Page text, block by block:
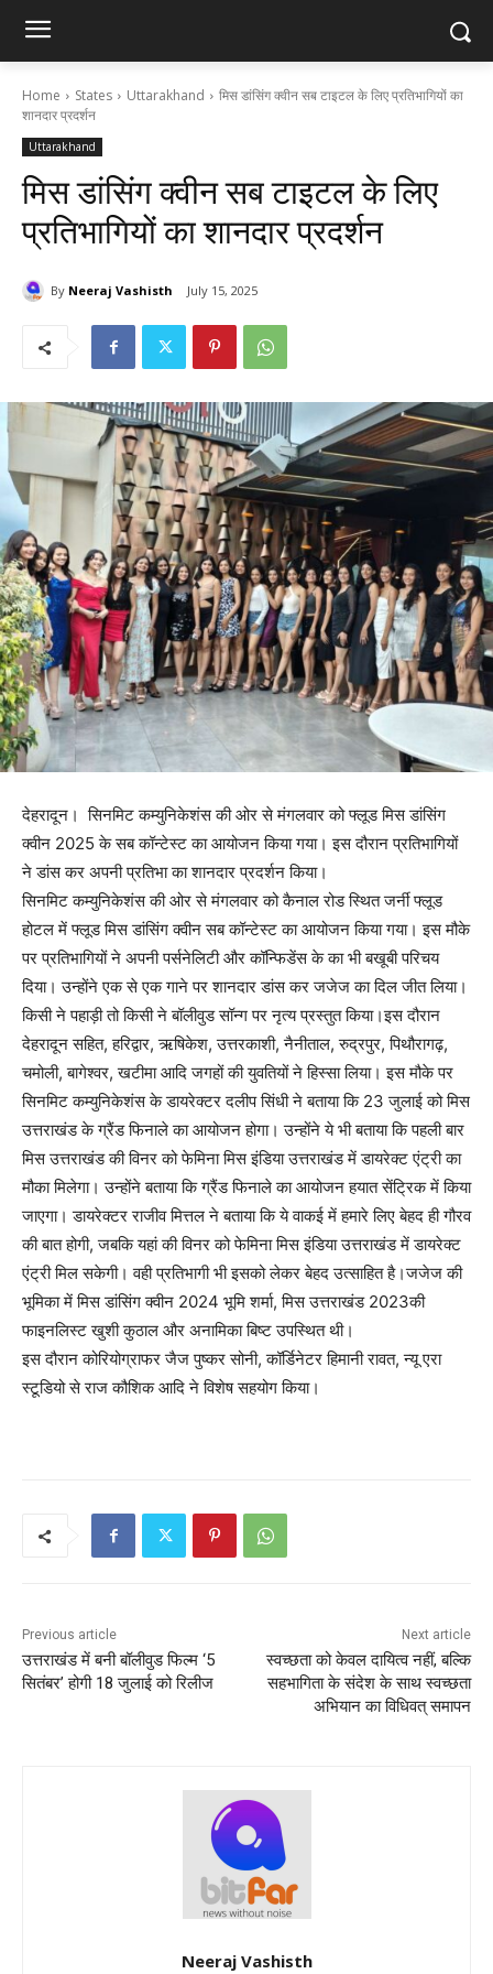
Home States Uttarakhand
मिस डांसिंग क्वीन सब टाइटल के लिए प्रतिभागियों का
शानदार प्रदर्शन
Uttarakhand
मिस डांसिंग क्वीन सब टाइटल के लिए
प्रतिभागियों का शानदार प्रदर्शन
By Neeraj Vashisth July 15, 2025
देहरादून। सिनमिट कम्युनिकेशंस की ओर से मंगलवार को फ्लूड मिस डांसिंग
क्वीन 2025 के सब कॉन्टेस्ट का आयोजन किया गया। इस दौरान प्रतिभागियों
ने डांस कर अपनी प्रतिभा का शानदार प्रदर्शन किया।
सिनमिट कम्युनिकेशंस की ओर से मंगलवार को कैनाल रोड स्थित जर्नी फ्लूड
होटल में फ्लूड मिस डांसिंग क्वीन सब कॉन्टेस्ट का आयोजन किया गया। इस मौके
पर प्रतिभागियों ने अपनी पर्सनेलिटी और कॉन्फिडेंस के का भी बखूबी परिचय
दिया। उन्होंने एक से एक गाने पर शानदार डांस कर जजेज का दिल जीत लिया।
किसी ने पहाड़ी तो किसी ने बॉलीवुड सॉन्ग पर नृत्य प्रस्तुत किया।इस दौरान
देहरादून सहित, हरिद्वार, ऋषिकेश, उत्तरकाशी, नैनीताल, रुद्रपुर, पिथौरागढ़,
चमोली, बागेश्वर, खटीमा आदि जगहों की युवतियों ने हिस्सा लिया। इस मौके पर
सिनमिट कम्युनिकेशंस के डायरेक्टर दलीप सिंधी ने बताया कि 23 जुलाई को मिस
उत्तराखंड के ग्रैंड फिनाले का आयोजन होगा। उन्होंने ये भी बताया कि पहली बार
मिस उत्तराखंड की विनर को फेमिना मिस इंडिया उत्तराखंड में डायरेक्ट एंट्री का
मौका मिलेगा। उन्होंने बताया कि ग्रैंड फिनाले का आयोजन हयात सेंट्रिक में किया
जाएगा। डायरेक्टर राजीव मित्तल ने बताया कि ये वाकई में हमारे लिए बेहद ही गौरव
की बात होगी, जबकि यहां की विनर को फेमिना मिस इंडिया उत्तराखंड में डायरेक्ट
एंट्री मिल सकेगी। वही प्रतिभागी भी इसको लेकर बेहद उत्साहित है।जजेज की
भूमिका में मिस डांसिंग क्वीन 2024 भूमि शर्मा, मिस उत्तराखंड 2023की
फाइनलिस्ट खुशी कुठाल और अनामिका बिष्ट उपस्थित थी।
इस दौरान कोरियोग्राफर जैज पुष्कर सोनी, कॉर्डिनेटर हिमानी रावत, न्यू एरा
स्टूडियो से राज कौशिक आदि ने विशेष सहयोग किया।
Previous article
उत्तराखंड में बनी बॉलीवुड फिल्म ‘5
सितंबर’ होगी 18 जुलाई को रिलीज
Next article
स्वच्छता को केवल दायित्व नहीं, बल्कि
सहभागिता के संदेश के साथ स्वच्छता
अभियान का विधिवत् समापन
Neeraj Vashisth